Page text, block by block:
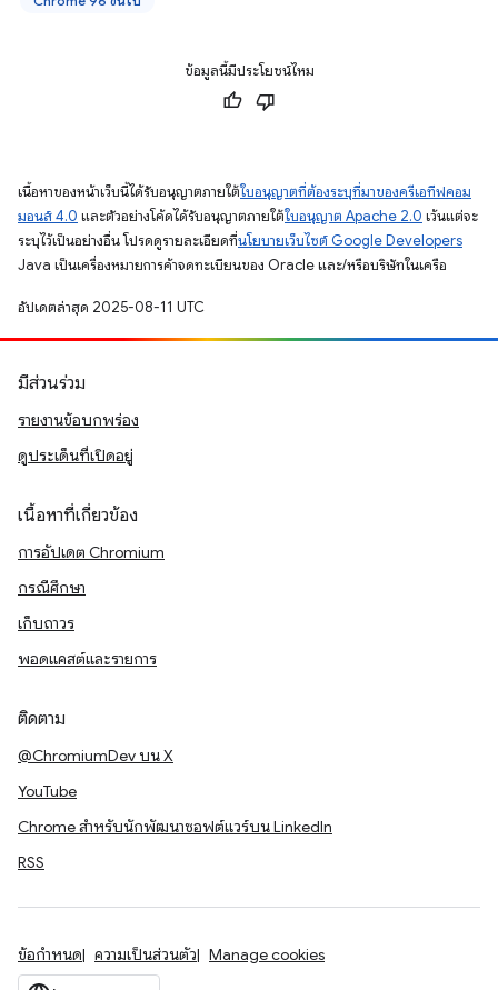
ข้อมูลนี้มีประโยชน์ไหม
เนื้อหาของหน้าเว็บนี้ได้รับอนุญาตภายใต้ใบอนุญาตที่ต้องระบุที่มาของครีเอทีฟคอม
มอนส์ 4.0 และตัวอย่างโค้ดได้รับอนุญาตภายใต้ใบอนุญาต Apache 2.0 เว้นแต่จะ
ระบุไว้เป็นอย่างอื่น โปรดดูรายละเอียดที่นโยบายเว็บไซต์ Google Developers
Java เป็นเครื่องหมายการค้าจดทะเบียนของ Oracle และ/หรือบริษัทในเครือ
อัปเดตล่าสุด 2025-08-11 UTC
มีส่วนร่วม
รายงานข้อบกพร่อง
ดูประเด็นที่เปิดอยู่
เนื้อหาที่เกี่ยวข้อง
การอัปเดต Chromium
กรณีศึกษา
เก็บถาวร
พอดแคสต์และรายการ
ติดตาม
@ChromiumDev บน X
YouTube
Chrome สำหรับนักพัฒนาซอฟต์แวร์บน LinkedIn
RSS
ข้อกำหนด ความเป็นส่วนตัว Manage cookies